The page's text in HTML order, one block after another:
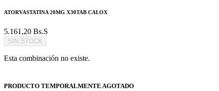
ATORVASTATINA 20MG X30TAB CALOX
5.161,20 Bs.S
SIN STOCK
Esta combinación no existe.
PRODUCTO TEMPORALMENTE AGOTADO